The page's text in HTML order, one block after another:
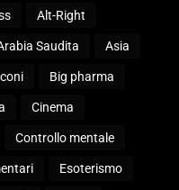
Alt-Right
Saudita Asia
Big pharma
Cinema
Controllo mentale
Esoterismo